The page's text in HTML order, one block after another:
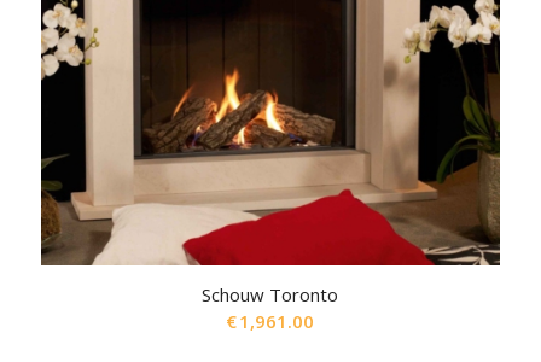
Schouw Toronto
€1,961.00